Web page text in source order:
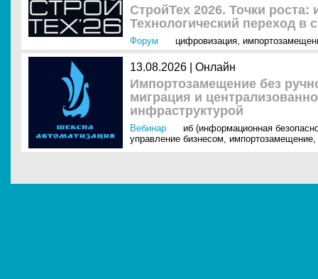
СтройТех 2026. Точки
Технологический переход в
Форум цифровизация,
13.08.2026 | Онлайн
Импортозамещение без
миграция и
инфраструктурой
Вебинар
иб (информационная
управление бизнесом, импортозамещение,